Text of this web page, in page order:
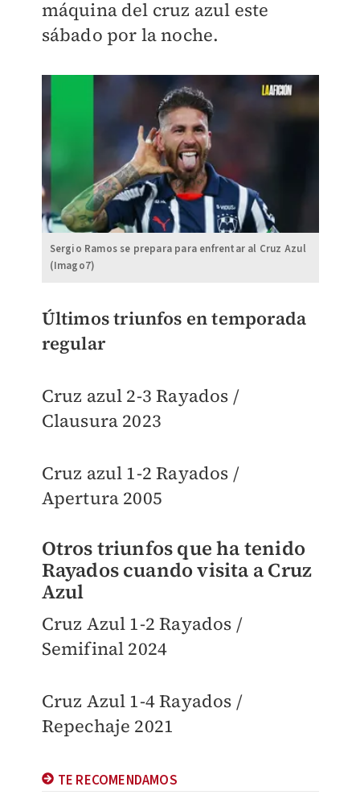
máquina del cruz azul este
sábado por la noche.
Sergio Ramos se prepara para enfrentar al Cruz Azul
(Imago7)
Últimos triunfos en temporada
regular
Cruz azul 2-3 Rayados /
Clausura 2023
Cruz azul 1-2 Rayados /
Apertura 2005
Otros triunfos que ha tenido
Rayados cuando visita a Cruz
Azul
Cruz Azul 1-2 Rayados /
Semifinal 2024
Cruz Azul 1-4 Rayados /
Repechaje 2021
TE RECOMENDAMOS